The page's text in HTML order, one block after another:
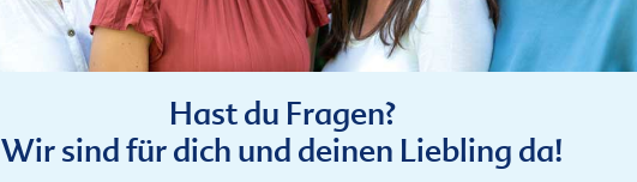
Hast du Fragen?
Wir sind für dich und deinen Liebling da!